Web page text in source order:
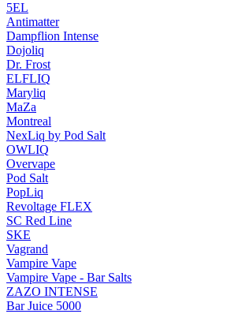
5EL
Antimatter
Dampflion Intense
Dojoliq
Dr. Frost
ELFLIQ
Maryliq
MaZa
Montreal
NexLiq by Pod Salt
OWLIQ
Overvape
Pod Salt
PopLiq
Revoltage FLEX
SC Red Line
SKE
Vagrand
Vampire Vape
Vampire Vape - Bar Salts
ZAZO INTENSE
Bar Juice 5000